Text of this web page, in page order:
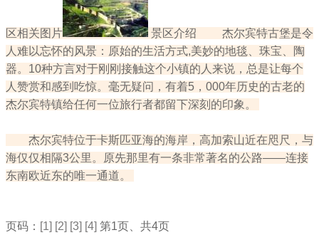
区相关图片
景区介绍 杰尔宾特古堡是令
人难以忘怀的风景：原始的生活方式,美妙的地毯、珠宝、陶
器。10种方言对于刚刚接触这个小镇的人来说，总是让每个
人赞赏和感到吃惊。毫无疑问，有着5，000年历史的古老的
杰尔宾特镇给任何一位旅行者都留下深刻的印象。
杰尔宾特位于卡斯匹亚海的海岸，高加索山近在咫尺，与
海仅仅相隔3公里。原先那里有一条非常著名的公路——连接
东南欧近东的唯一通道。
页码： [1] [2] [3] [4] 第1页、共4页